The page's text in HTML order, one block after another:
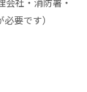
要です）